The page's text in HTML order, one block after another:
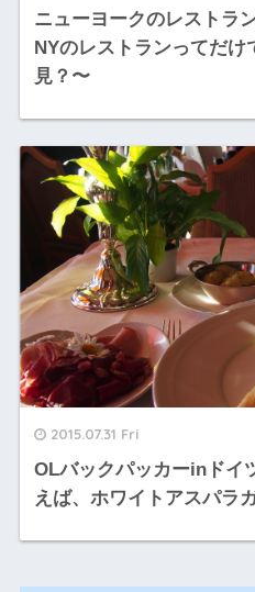
ニューヨークのレストラ
NYのレストランってだ
見？〜
2015.07.31 Fri
OLバックパッカーinドイ
えば、ホワイトアスパラ